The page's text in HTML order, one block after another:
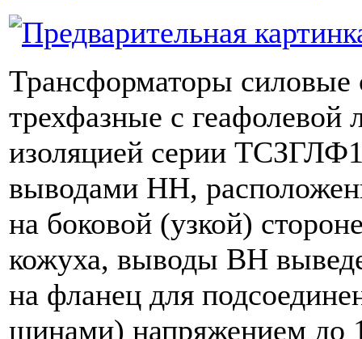
Трансформаторы силовые
трехфазные с геафолевой
изоляцией серии
выводами НН,
на боковой (узкой)
кожуха, выводы ВН
на фланец для
шинами) напряжением до